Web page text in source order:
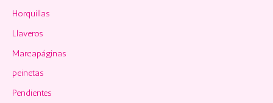
Horquillas
Llaveros
Marcapáginas
peinetas
Pendientes